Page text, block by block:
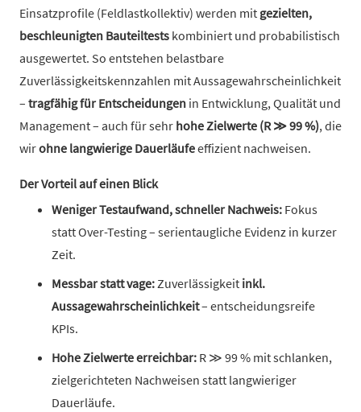
Einsatzprofile (Feldlastkollektiv) werden mit gezielten,
beschleunigten Bauteiltests kombiniert und probabilistisch
ausgewertet. So entstehen belastbare
Zuverlässigkeitskennzahlen mit Aussagewahrscheinlichkeit
– tragfähig für Entscheidungen in Entwicklung, Qualität und
Management – auch für sehr hohe Zielwerte (R ≫ 99 %), die
wirohne langwierige Dauerläufeeffizient nachweisen.
Der Vorteil auf einen Blick
Weniger Testaufwand, schneller Nachweis: Fokus
statt Over-Testing – serientaugliche Evidenz in kurzer
Zeit.
Messbar statt vage:Zuverlässigkeit inkl.
Aussagewahrscheinlichkeit– entscheidungsreife
KPIs.
Hohe Zielwerte erreichbar: R ≫ 99 % mit schlanken,
zielgerichteten Nachweisen statt langwieriger
Dauerläufe.